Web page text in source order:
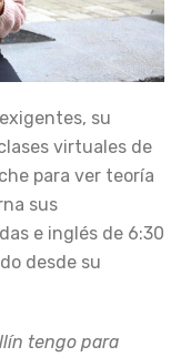
su
virtuales de
para ver teoría
sus
e inglés de 6:30
desde su
tengo para